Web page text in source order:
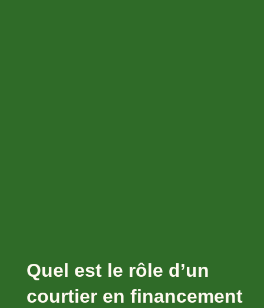
Quel est le rôle d’un
courtier en financement